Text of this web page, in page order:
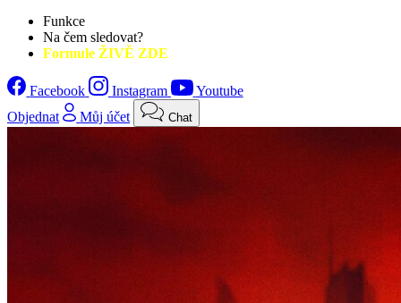
Funkce
Na čem sledovat?
Formule ŽIVĚ ZDE
Facebook Instagram
Youtube
Objednat
Můj účet Chat